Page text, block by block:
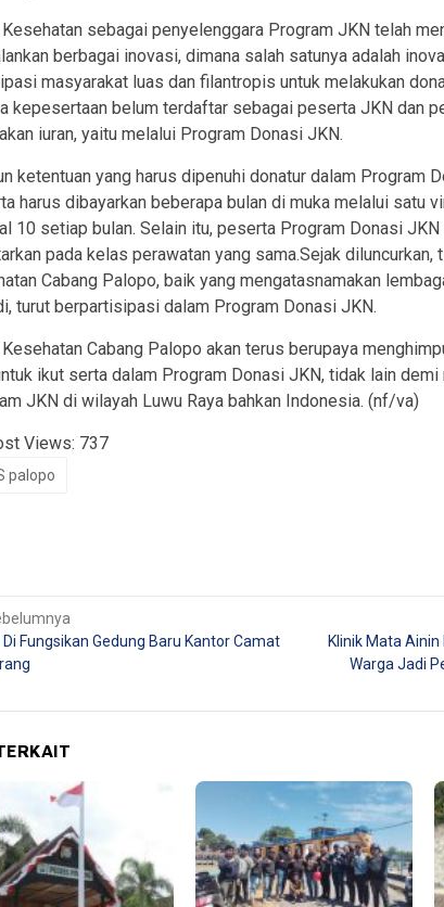
Kesehatan sebagai penyelenggara Program JKN telah
berbagai inovasi, dimana salah satunya adalah
masyarakat luas dan filantropis untuk melakukan
kepesertaan belum terdaftar sebagai peserta JKN dan
iuran, yaitu melalui Program Donasi JKN.
ketentuan yang harus dipenuhi donatur dalam Program
harus dibayarkan beberapa bulan di muka melalui satu
10 setiap bulan. Selain itu, peserta Program Donasi JKN
pada kelas perawatan yang sama.Sejak
Cabang Palopo, baik yang mengatasnamakan
turut berpartisipasi dalam Program Donasi JKN.
Kesehatan Cabang Palopo akan terus berupaya
ikut serta dalam Program Donasi JKN, tidak lain
JKN di wilayah Luwu Raya bahkan Indonesia. (nf/va)
Views: 737
palopo
Di Fungsikan Gedung Baru Kantor Camat
Klinik Mata
Warga Jadi